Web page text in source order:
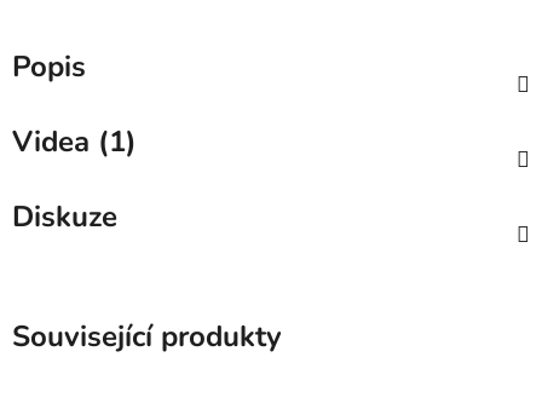
Popis
Videa (1)
Diskuze
Související produkty